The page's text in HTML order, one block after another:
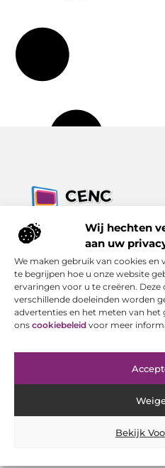
Wij hechten
aan uw
We maken gebruik van cookies
te begrijpen hoe u onze website
ervaringen voor u te creëren.
verschillende doeleinden worden
advertenties en het meten van het
ons cookiebeleid voor meer
Bekijk
Jouw bron voor inzichten,
Ontdek alles wat je moet
een focus op praktische
Bericht categorie
Onze informatie